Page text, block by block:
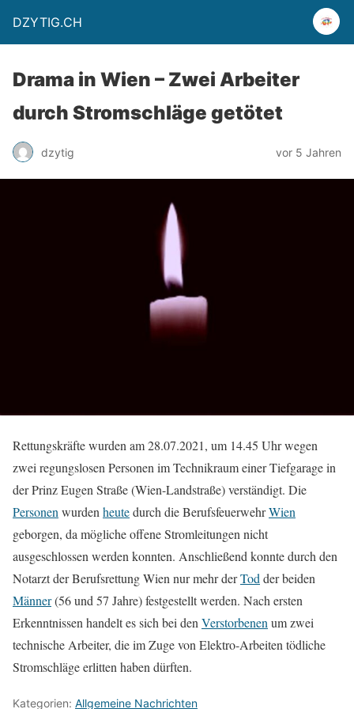
DZYTIG.CH
Drama in Wien – Zwei Arbeiter
durch Stromschläge getötet
dzytig vor 5 Jahren
Rettungskräfte wurden am 28.07.2021, um 14.45 Uhr wegen
zwei regungslosen Personen im Technikraum einer Tiefgarage in
der Prinz Eugen Straße (Wien-Landstraße) verständigt. Die
Personen wurden heutedurch die BerufsfeuerwehrWien
geborgen, da mögliche offene Stromleitungen nicht
ausgeschlossen werden konnten. Anschließend konnte durch den
Notarzt der Berufsrettung Wien nur mehr derTod der beiden
Männer(56 und 57 Jahre) festgestellt werden. Nach ersten
Erkenntnissen handelt es sich bei den Verstorbenen um zwei
technische Arbeiter, die im Zuge von Elektro-Arbeiten tödliche
Stromschläge erlitten haben dürften.
Kategorien: Allgemeine Nachrichten